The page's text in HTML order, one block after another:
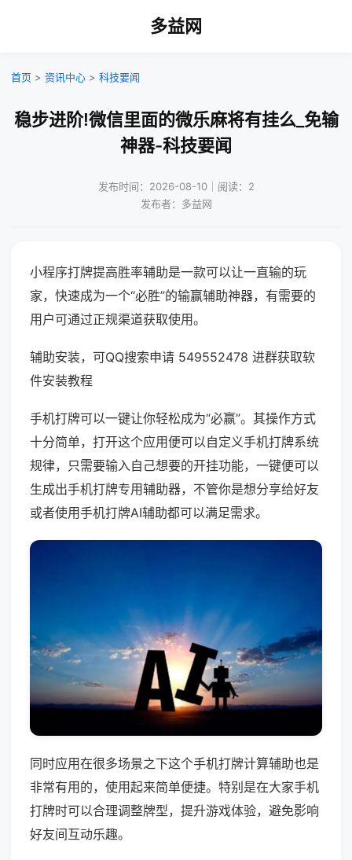
多益网
首页 > 资讯中心 > 科技要闻
稳步进阶!微信里面的微乐麻将有挂么_免输
神器-科技要闻
发布时间：2026-08-10｜阅读：2
发布者：多益网
小程序打牌提高胜率辅助是一款可以让一直输的玩
家，快速成为一个“必胜”的输赢辅助神器，有需要的
用户可通过正规渠道获取使用。
辅助安装，可QQ搜索申请 549552478 进群获取软
件安装教程
手机打牌可以一键让你轻松成为“必赢”。其操作方式
十分简单，打开这个应用便可以自定义手机打牌系统
规律，只需要输入自己想要的开挂功能，一键便可以
生成出手机打牌专用辅助器，不管你是想分享给好友
或者使用手机打牌AI辅助都可以满足需求。
同时应用在很多场景之下这个手机打牌计算辅助也是
非常有用的，使用起来简单便捷。特别是在大家手机
打牌时可以合理调整牌型，提升游戏体验，避免影响
好友间互动乐趣。